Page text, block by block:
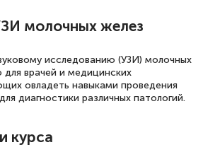
5 уровня
за курс
молочных желез
исследованию (УЗИ) молочных
врачей и медицинских
овладеть навыками проведения
диагностики различных патологий.
курса